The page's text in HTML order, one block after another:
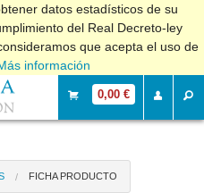
datos estadísticos de su
del Real Decreto-ley
que acepta el uso de
información
0,00 €
FICHA PRODUCTO